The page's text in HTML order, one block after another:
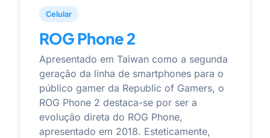
Celular
ROG Phone 2
Apresentado em Taiwan como a segunda
geração da linha de smartphones para o
público gamer da Republic of Gamers, o
ROG Phone 2 destaca-se por ser a
evolução direta do ROG Phone,
apresentado em 2018. Esteticamente,